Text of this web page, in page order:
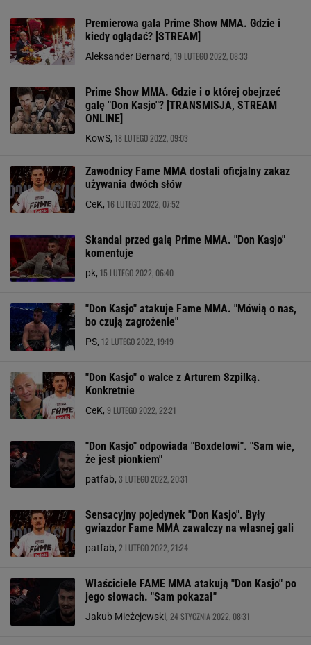
Premierowa gala Prime Show MMA. Gdzie i
kiedy oglądać? [STREAM]
Aleksander Bernard, 19 LUTEGO 2022, 08:33
Prime Show MMA. Gdzie i o której obejrzeć
galę "Don Kasjo"? [TRANSMISJA, STREAM
ONLINE]
KowS, 18 LUTEGO 2022, 09:03
Zawodnicy Fame MMA dostali oficjalny zakaz
używania dwóch słów
CeK, 16 LUTEGO 2022, 07:52
Skandal przed galą Prime MMA. "Don Kasjo"
komentuje
pk, 15 LUTEGO 2022, 06:40
"Don Kasjo" atakuje Fame MMA. "Mówią o nas,
bo czują zagrożenie"
PS, 12 LUTEGO 2022, 19:19
"Don Kasjo" o walce z Arturem Szpilką.
Konkretnie
CeK, 9 LUTEGO 2022, 22:21
"Don Kasjo" odpowiada "Boxdelowi". "Sam wie,
że jest pionkiem"
patfab, 3 LUTEGO 2022, 20:31
Sensacyjny pojedynek "Don Kasjo". Były
gwiazdor Fame MMA zawalczy na własnej gali
patfab, 2 LUTEGO 2022, 21:24
Właściciele FAME MMA atakują "Don Kasjo" po
jego słowach. "Sam pokazał"
Jakub Mieżejewski, 24 STYCZNIA 2022, 08:31